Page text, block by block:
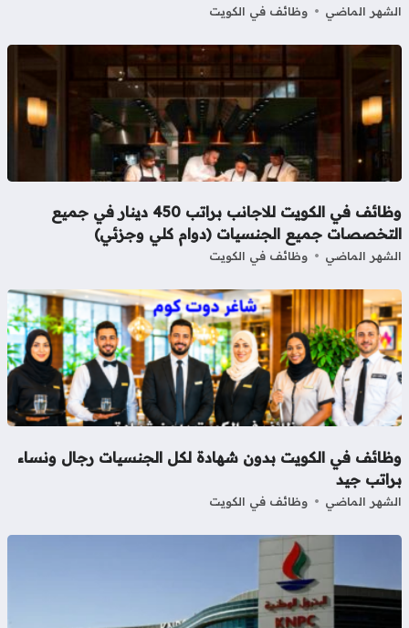
الماضي وظائف في الكويت
وظائف في الكويت للاجانب براتب 450 دينار في جميع
جميع الجنسيات (دوام كلي وجزئي)
الماضي وظائف في الكويت
في الكويت بدون شهادة لكل الجنسيات رجال ونساء
جيد
الماضي وظائف في الكويت